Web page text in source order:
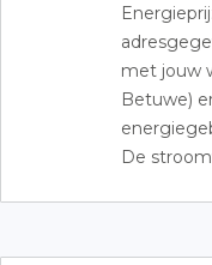
met jouw
Betuwe)
De